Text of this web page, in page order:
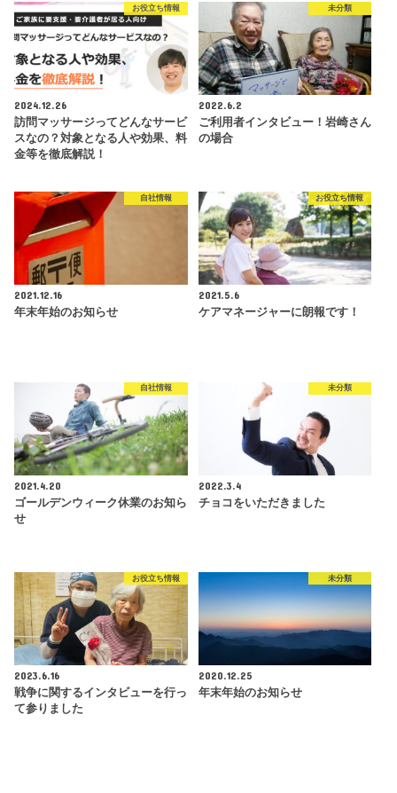
お役立ち情報
2024.12.26
訪問マッサージってどんなサービ
スなの？対象となる人や効果、料
金等を徹底解説！
未分類
2022.6.2
ご利用者インタビュー！岩崎さん
の場合
自社情報
2021.12.16
年末年始のお知らせ
お役立ち情報
2021.5.6
ケアマネージャーに朗報です！
自社情報
2021.4.20
ゴールデンウィーク休業のお知ら
せ
未分類
2022.3.4
チョコをいただきました
お役立ち情報
2023.6.16
戦争に関するインタビューを行っ
て参りました
未分類
2020.12.25
年末年始のお知らせ